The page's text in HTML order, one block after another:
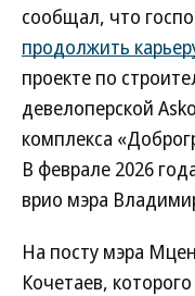
сообщал, что
продолжить
проекте по
девелоперской
комплекса
В феврале 2026
врио мэра
На посту мэра
Кочетаев,